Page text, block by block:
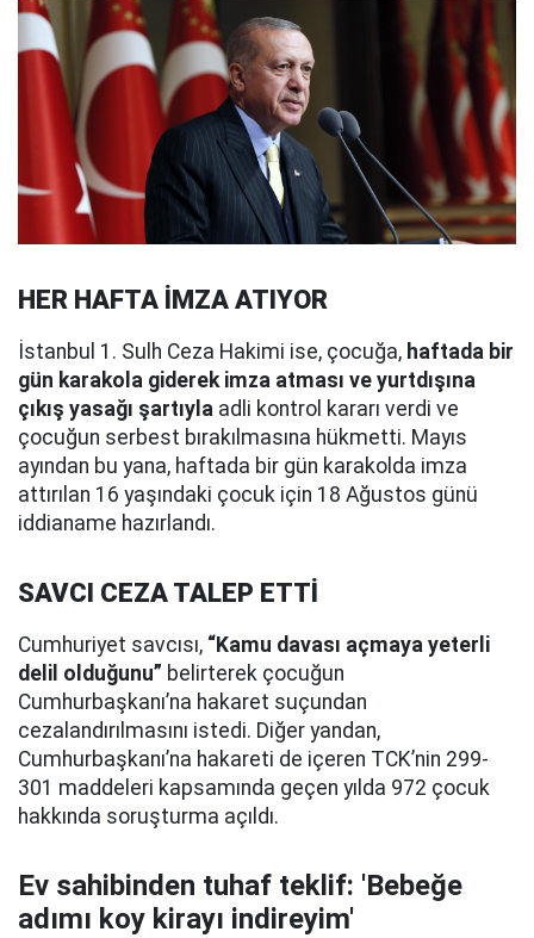
HER HAFTA İMZA ATIYOR
İstanbul 1. Sulh Ceza Hakimi ise, çocuğa, haftada bir
gün karakola giderek imza atması ve yurtdışına
çıkış yasağı şartıyla adli kontrol kararı verdi ve
çocuğun serbest bırakılmasına hükmetti. Mayıs
ayından bu yana, haftada bir gün karakolda imza
attırılan 16 yaşındaki çocuk için 18 Ağustos günü
iddianame hazırlandı.
SAVCI CEZA TALEP ETTİ
Cumhuriyet savcısı, “Kamu davası açmaya yeterli
delil olduğunu” belirterek çocuğun
Cumhurbaşkanı’na hakaret suçundan
cezalandırılmasını istedi. Diğer yandan,
Cumhurbaşkanı’na hakareti de içeren TCK’nin 299-
301 maddeleri kapsamında geçen yılda 972 çocuk
hakkında soruşturma açıldı.
Ev sahibinden tuhaf teklif: 'Bebeğe
adımı koy kirayı indireyim'